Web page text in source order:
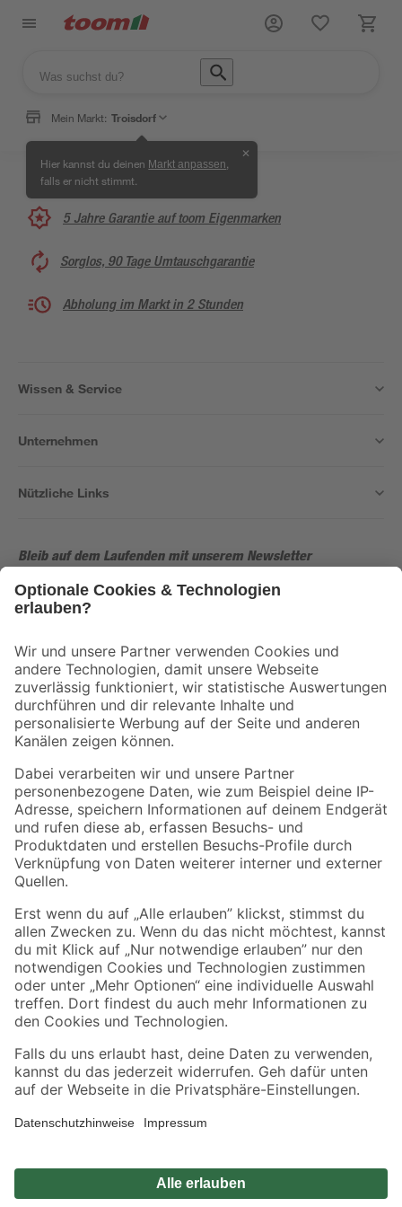
Mein Markt: Troisdorf
Hier kannst du deinen Markt anpassen
falls er nicht stimmt.
✕
5 Jahre Garantie auf toom Eigenmarken
Sorglos, 90 Tage Umtauschgarantie
Abholung im Markt in 2 Stunden
Wissen & Service
Unternehmen
Nützliche Links
Bleib auf dem Laufenden mit unserem Newsletter
Der toom Newsletter: Keine Angebote und Aktionen mehr verpassen!
Folge uns
Zahlungsarten Versandarten
Sicher einkaufen
Jetzt die toom-App herunterladen
Alle Preisangaben in EUR inkl. gesetzl. MwSt.. Die dargestellten Angebote sind unter
Umständen nicht in allen Märkten verfügbar. Die angegebenen Verfügbarkeiten beziehen
sich auf den unter "Mein Markt" ausgewählten toom Baumarkt. Alle Angebote und
*Paketversand ab 59 € versandkostenfrei, gilt nicht für Artikel mit Speditionsversand, hier
fallen zusätzliche Versandkosten an.
Privatsphäre Impressum